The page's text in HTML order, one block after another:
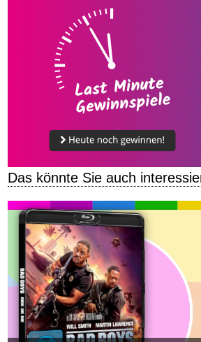
Das könnte Sie auch